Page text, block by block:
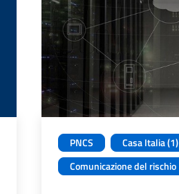
PNCS
Casa Italia (1)
Comunicazione del rischio